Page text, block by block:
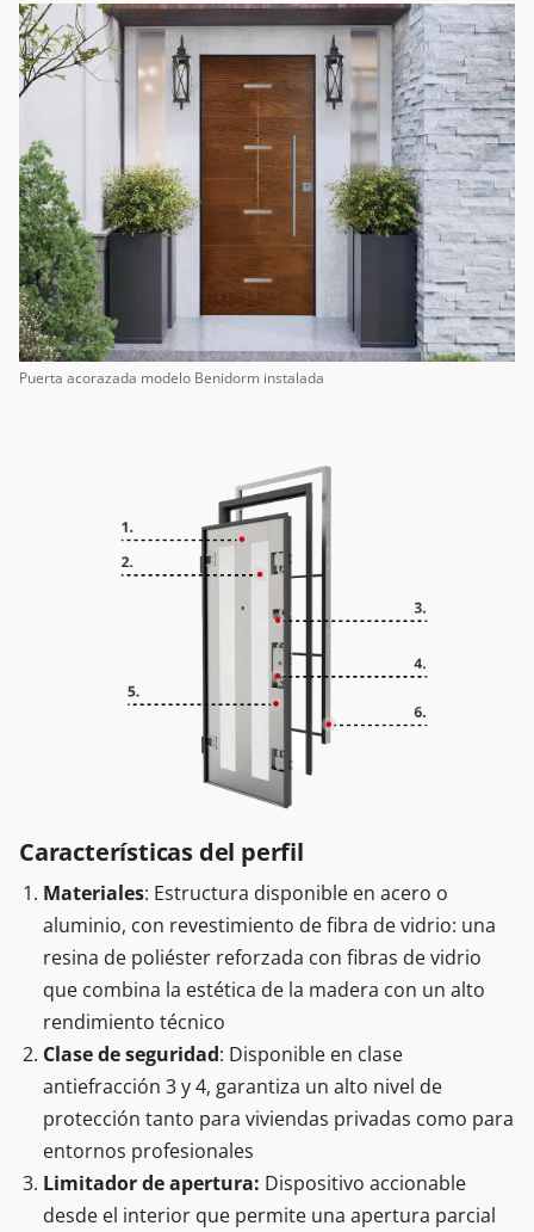
Puerta acorazada modelo Benidorm instalada
Características del perfil
Materiales: Estructura disponible en acero o
aluminio, con revestimiento de fibra de vidrio: una
resina de poliéster reforzada con fibras de vidrio
que combina la estética de la madera con un alto
rendimiento técnico
Clase de seguridad: Disponible en clase
antiefracción 3 y 4, garantiza un alto nivel de
protección tanto para viviendas privadas como para
entornos profesionales
Limitador de apertura: Dispositivo accionable
desde el interior que permite una apertura parcial